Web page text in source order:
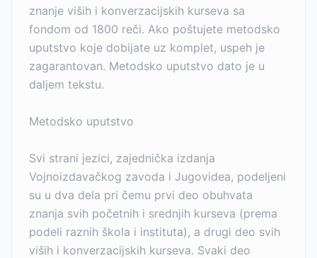
znanje viših i konverzacijskih kurseva sa
fondom od 1800 reči. Ako poštujete metodsko
uputstvo koje dobijate uz komplet, uspeh je
zagarantovan. Metodsko uputstvo dato je u
daljem tekstu.
Metodsko uputstvo
Svi strani jezici, zajednička izdanja
Vojnoizdavačkog zavoda i Jugovidea, podeljeni
su u dva dela pri čemu prvi deo obuhvata
znanja svih početnih i srednjih kurseva (prema
podeli raznih škola i instituta), a drugi deo svih
viših i konverzacijskih kurseva. Svaki deo